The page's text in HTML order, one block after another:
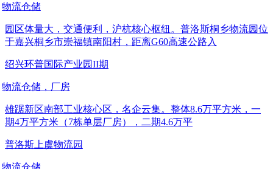
物流仓储
园区体量大，交通便利，沪杭核心枢纽。普洛斯桐乡物流园位
于嘉兴桐乡市崇福镇南阳村，距离G60高速公路入
绍兴环普国际产业园II期
物流仓储，厂房
雄踞新区南部工业核心区，名企云集。整体8.6万平方米，一
期4万平方米（7栋单层厂房），二期4.6万平
普洛斯上虞物流园
物流仓储